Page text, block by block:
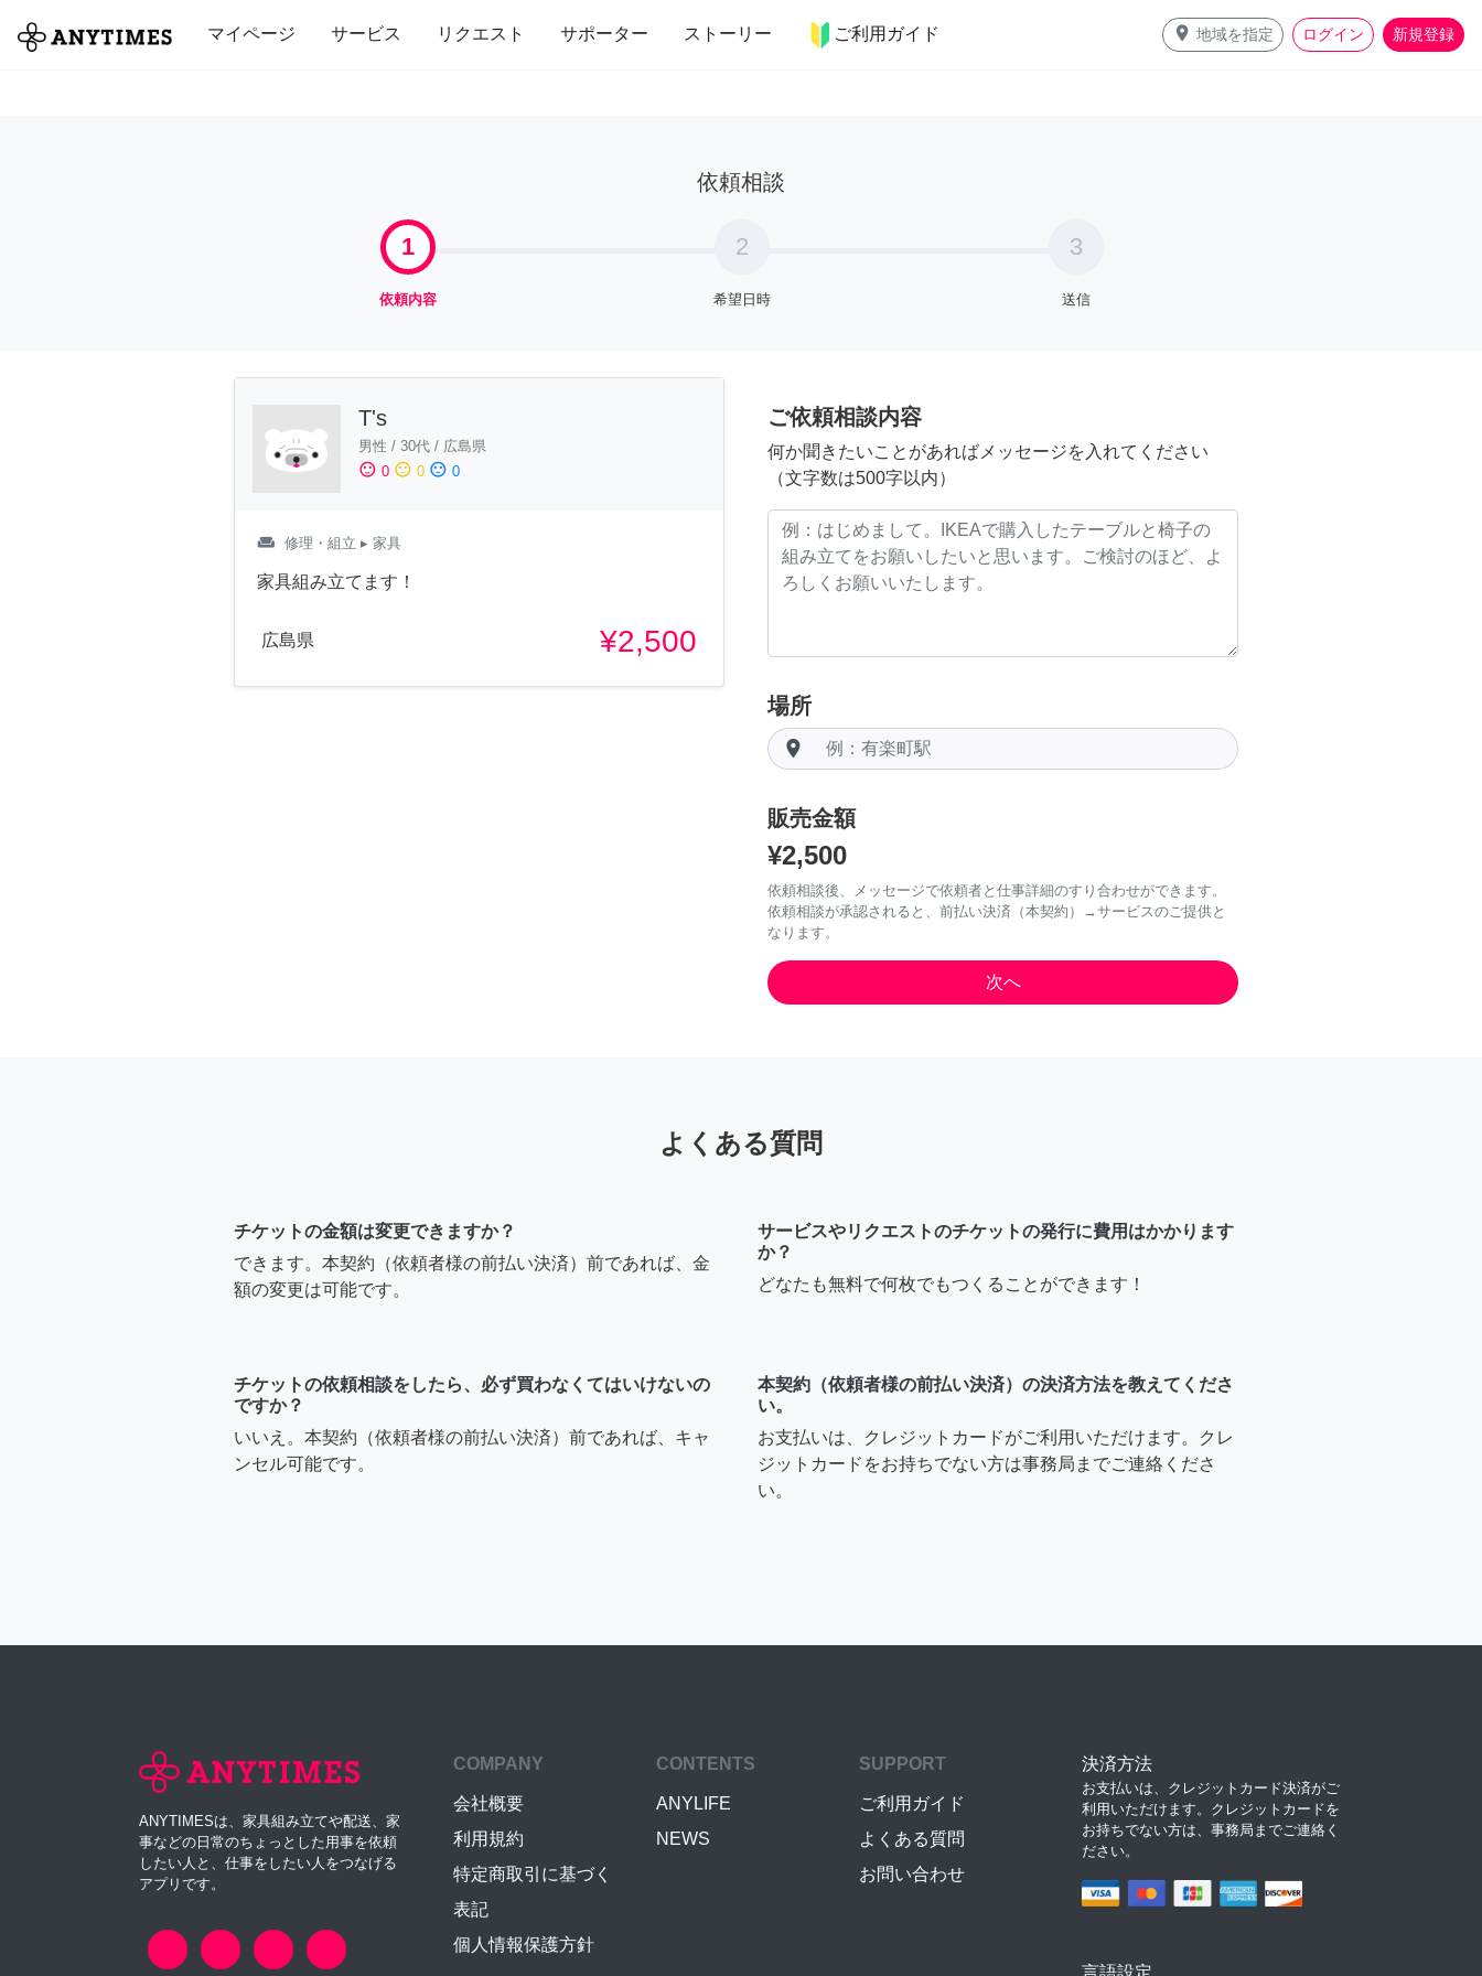
マイページ サービス リクエスト サポーター ストーリー ご利用ガイド place 地域を指定 ログイン 新規登録
全て 修理・組立 家事 引っ越し インテリア 趣味・習い事 ペット 料理
依頼相談
1
依頼内容
2
希望日時
3
送信
T's
男性 / 30代 / 広島県
sentiment_satisfied 0 sentiment_neutral 0 sentiment_dissatisfied 0
weekend 修理・組立 ▸ 家具
家具組み立てます！
広島県 ¥2,500
ご依頼相談内容
何か聞きたいことがあればメッセージを入れてください
（文字数は500字以内）
場所
room
販売金額
¥2,500
依頼相談後、メッセージで依頼者と仕事詳細のすり合わせができます。
依頼相談が承認されると、前払い決済（本契約）→サービスのご提供と
なります。
よくある質問
チケットの金額は変更できますか？
できます。本契約（依頼者様の前払い決済）前であれば、金
額の変更は可能です。
サービスやリクエストのチケットの発行に費用はかかります
か？
どなたも無料で何枚でもつくることができます！
チケットの依頼相談をしたら、必ず買わなくてはいけないの
ですか？
いいえ。本契約（依頼者様の前払い決済）前であれば、キャ
ンセル可能です。
本契約（依頼者様の前払い決済）の決済方法を教えてくださ
い。
お支払いは、クレジットカードがご利用いただけます。クレ
ジットカードをお持ちでない方は事務局までご連絡くださ
い。
ANYTIMESは、家具組み立てや配送、家
事などの日常のちょっとした用事を依頼
したい人と、仕事をしたい人をつなげる
アプリです。
COMPANY
会社概要
利用規約
特定商取引に基づく
表記
個人情報保護方針
CONTENTS
ANYLIFE
NEWS
SUPPORT
ご利用ガイド
よくある質問
お問い合わせ
決済方法
お支払いは、クレジットカード決済がご
利用いただけます。クレジットカードを
お持ちでない方は、事務局までご連絡く
ださい。
言語設定